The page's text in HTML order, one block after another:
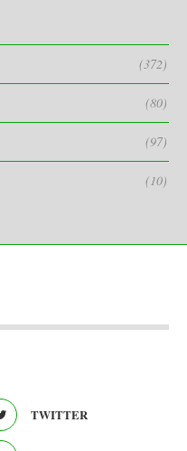
(372)
(80)
(97)
(10)
TWITTER